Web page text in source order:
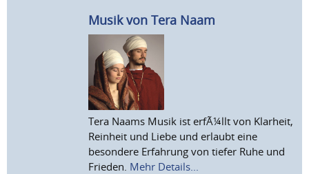
Musik von Tera Naam
Tera Naams Musik ist erfÃ¼llt von Klarheit,
Reinheit und Liebe und erlaubt eine
besondere Erfahrung von tiefer Ruhe und
Frieden. Mehr Details...